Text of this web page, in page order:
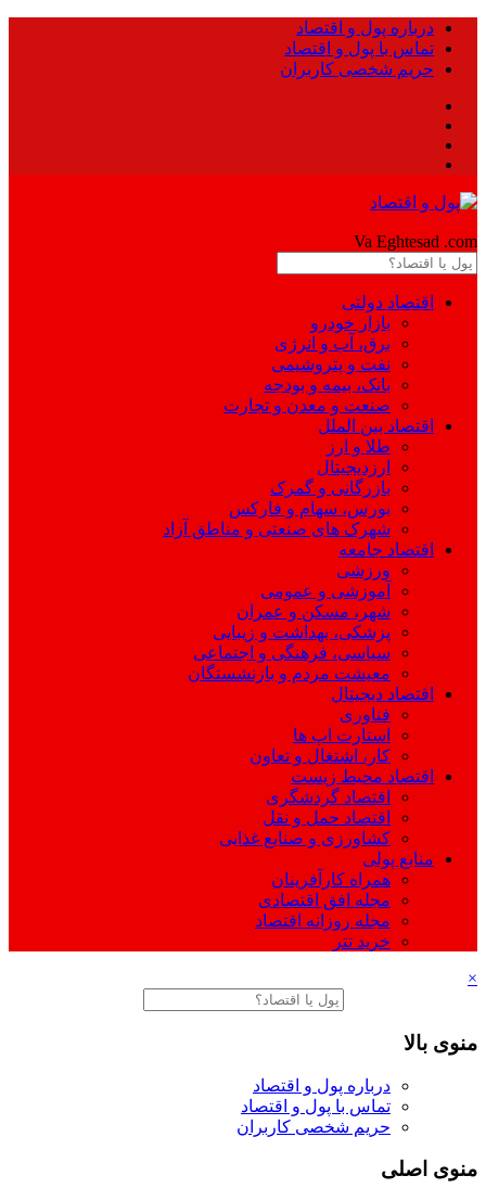
درباره پول و اقتصاد
تماس با پول و اقتصاد
حریم شخصی کاربران
Va Eghtesad .com
اقتصاد دولتی
بازار خودرو
برق، آب و انرژی
نفت و پتروشیمی
بانک، بیمه و بودجه
صنعت و معدن و تجارت
اقتصاد بین الملل
طلا و ارز
ارزدیجیتال
بازرگانی و گمرک
بورس، سهام و فارکس
شهرک های صنعتی و مناطق آزاد
اقتصاد جامعه
ورزشی
آموزشی و عمومی
شهر، مسکن و عمران
پزشکی، بهداشت و زیبایی
سیاسی، فرهنگی و اجتماعی
معیشت مردم و بازنشستگان
اقتصاد دیجیتال
فناوری
استارت اپ ها
کار، اشتغال و تعاون
اقتصاد محیط زیست
اقتصاد گردشگری
اقتصاد حمل و نقل
کشاورزی و صنایع غذایی
منابع پولی
همراه کارآفرینان
مجله افق اقتصادی
مجله روزانه اقتصاد
خرید تتر
×
منوی بالا
درباره پول و اقتصاد
تماس با پول و اقتصاد
حریم شخصی کاربران
منوی اصلی